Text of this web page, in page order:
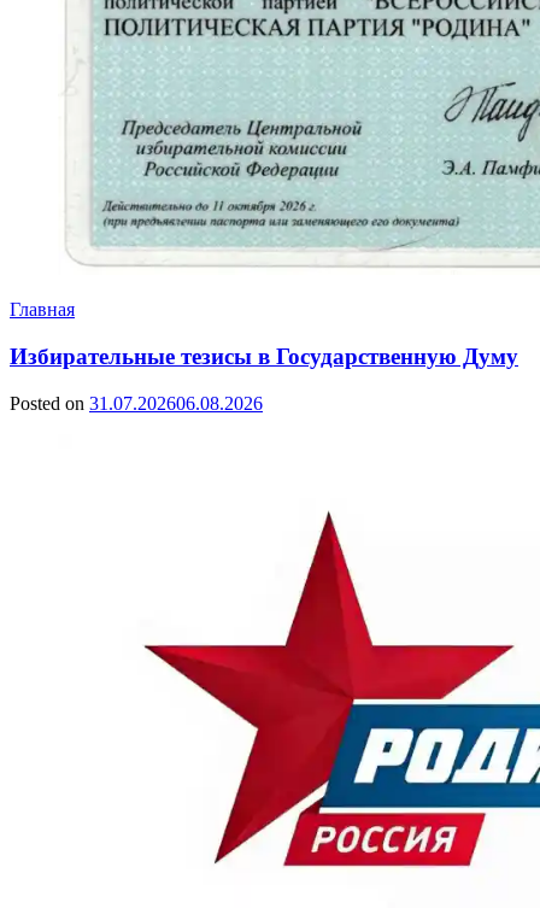
Главная
Избирательные тезисы в Государственную Думу
Posted on 31.07.202606.08.2026